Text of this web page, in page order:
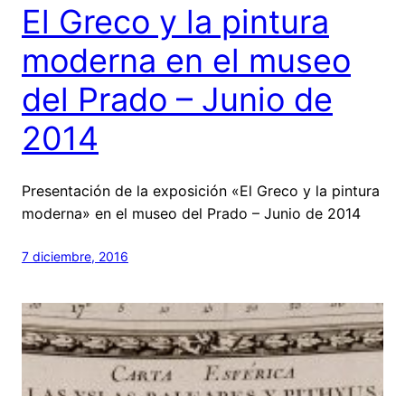
El Greco y la pintura
moderna en el museo
del Prado – Junio de
2014
Presentación de la exposición «El Greco y la pintura
moderna» en el museo del Prado – Junio de 2014
7 diciembre, 2016